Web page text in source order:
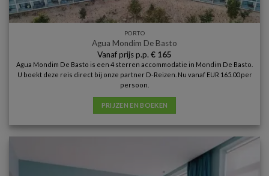
PORTO
Agua Mondim De Basto
Vanaf prijs p.p. € 165
Agua Mondim De Basto is een 4 sterren accommodatie in Mondim De Basto.
U boekt deze reis direct bij onze partner D-Reizen. Nu vanaf EUR 165.00 per
persoon.
PRIJZEN EN BOEKEN